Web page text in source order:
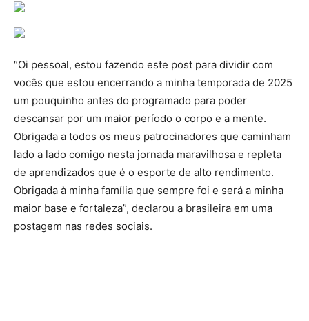
“Oi pessoal, estou fazendo este post para dividir com
vocês que estou encerrando a minha temporada de 2025
um pouquinho antes do programado para poder
descansar por um maior período o corpo e a mente.
Obrigada a todos os meus patrocinadores que caminham
lado a lado comigo nesta jornada maravilhosa e repleta
de aprendizados que é o esporte de alto rendimento.
Obrigada à minha família que sempre foi e será a minha
maior base e fortaleza”, declarou a brasileira em uma
postagem nas redes sociais.